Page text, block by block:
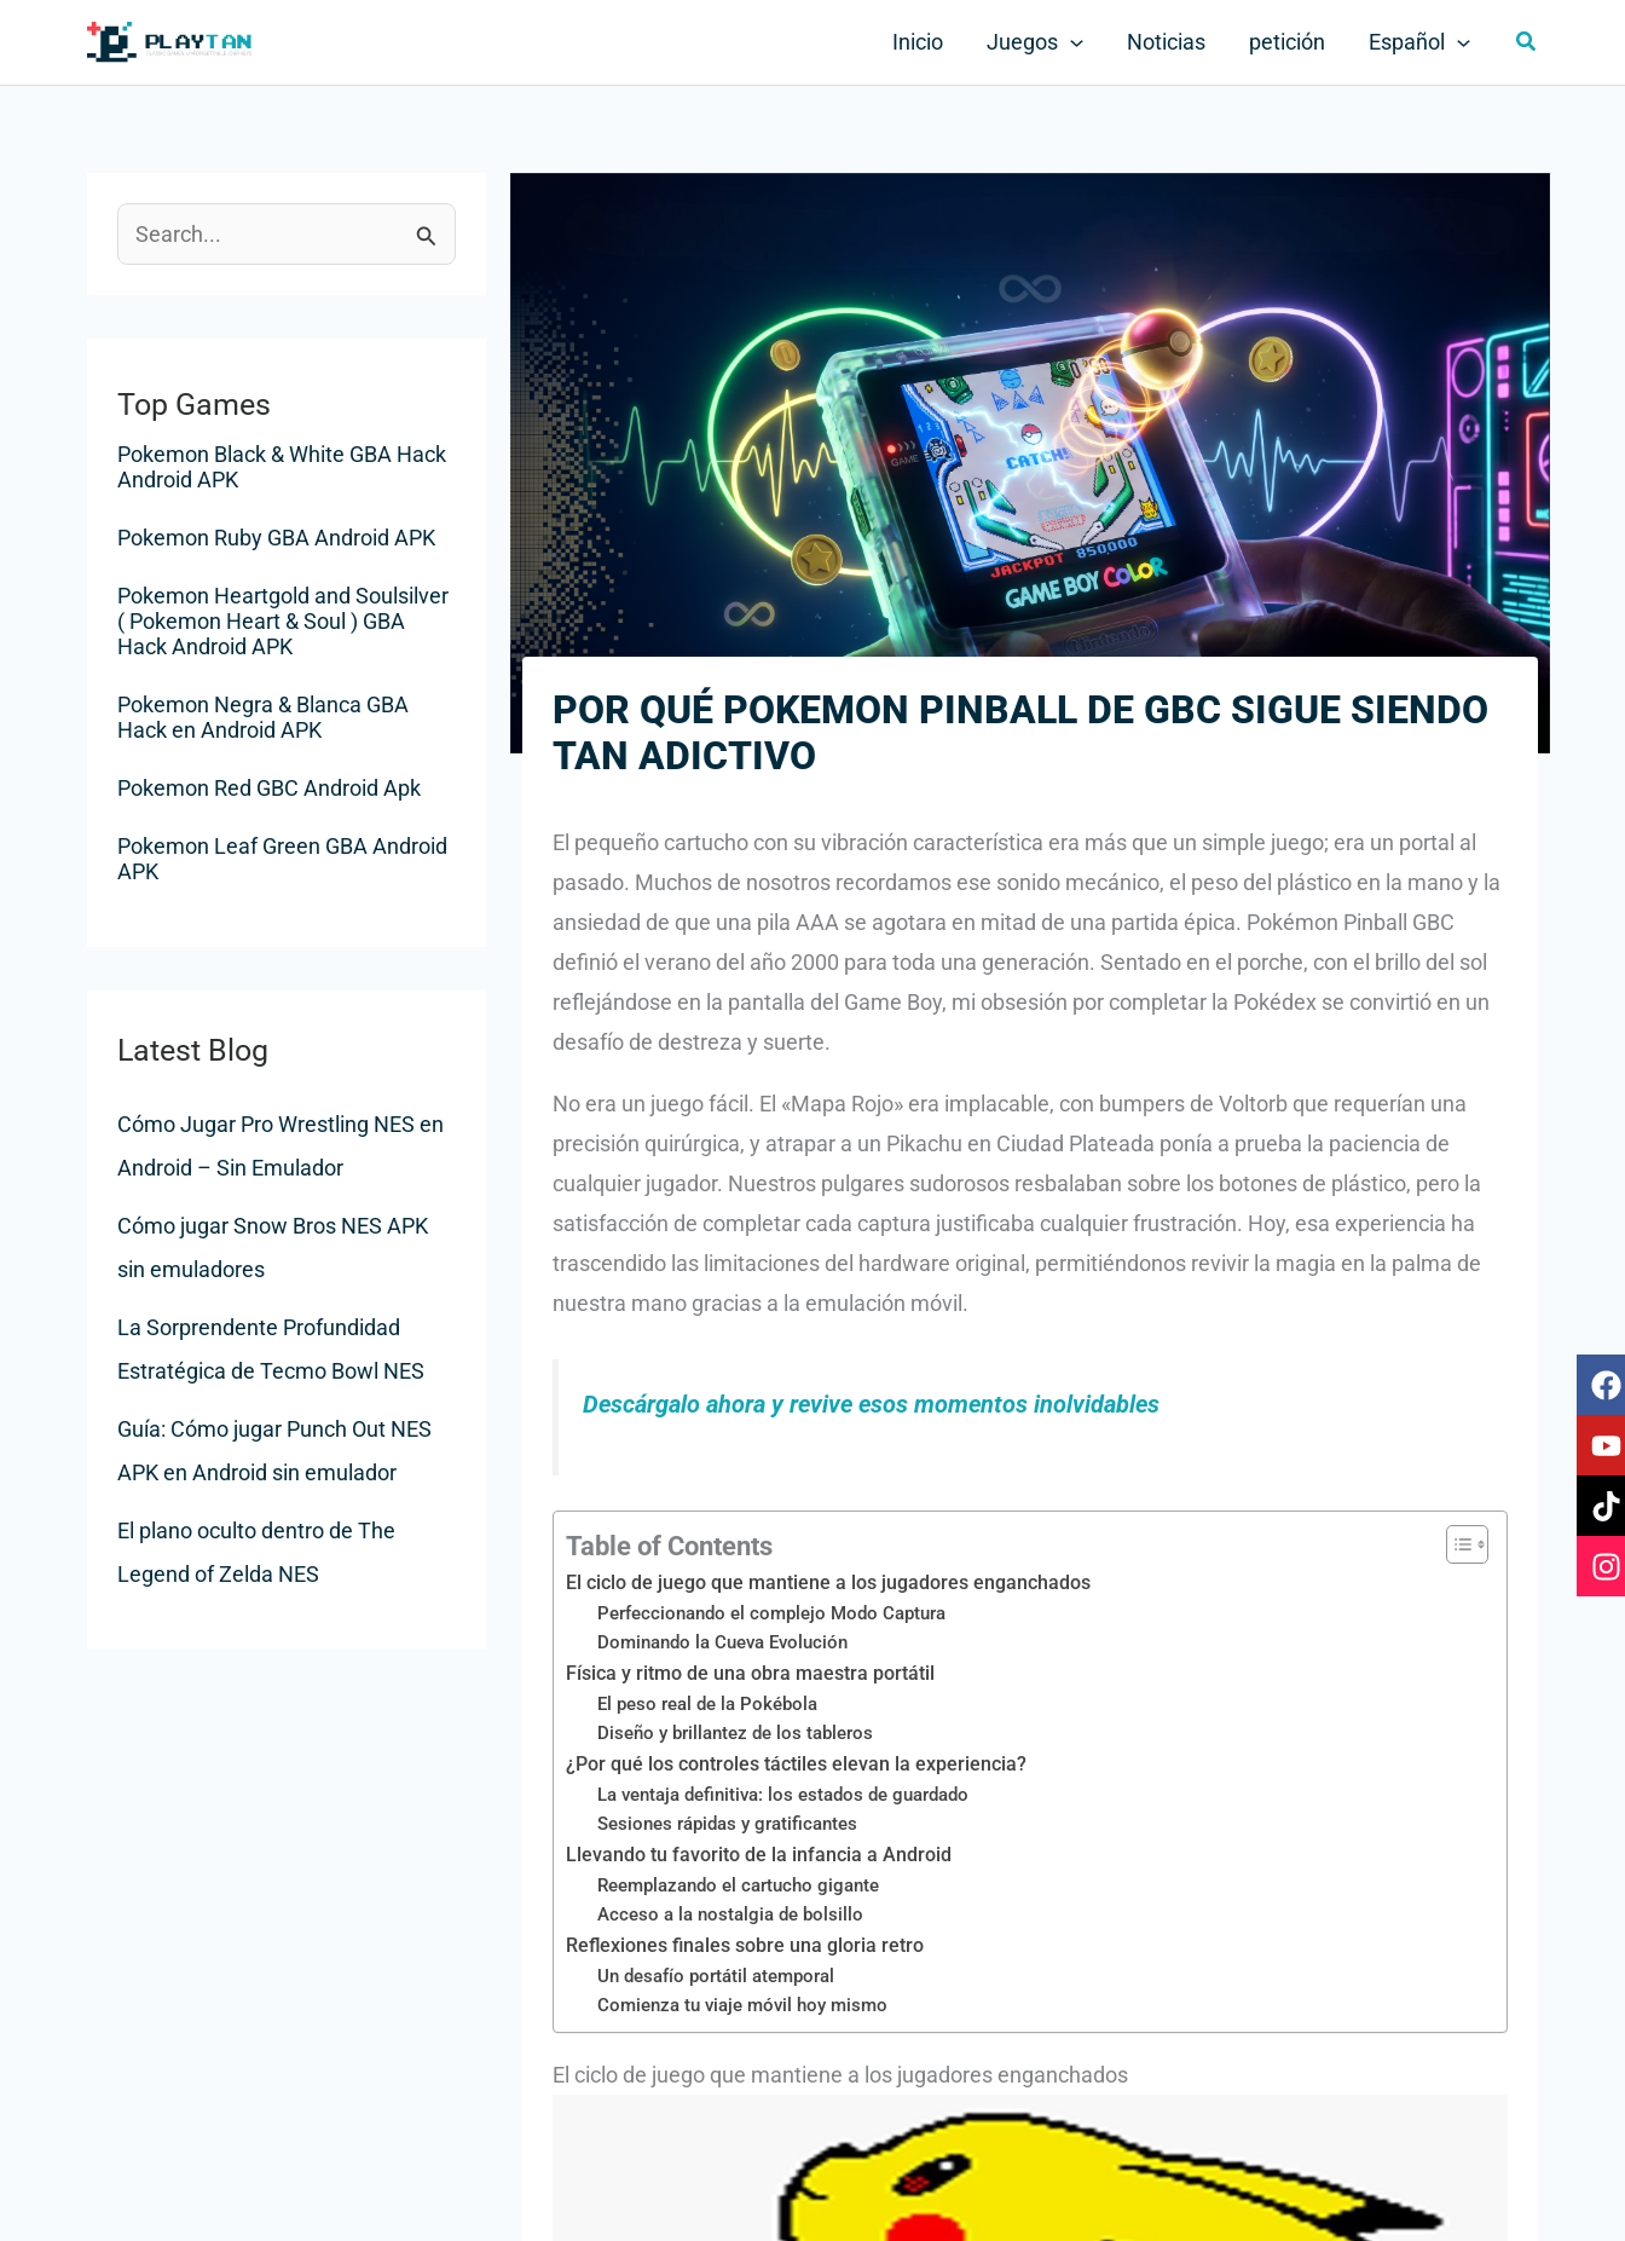
Inicio Juegos Noticias petición Español Buscar
a
r
o
r
:
Top Games
Pokemon Black & White GBA Hack
Android APK
Pokemon Ruby GBA Android APK
Pokemon Heartgold and Soulsilver
( Pokemon Heart & Soul ) GBA
Hack Android APK
Pokemon Negra & Blanca GBA
Hack en Android APK
Pokemon Red GBC Android Apk
Pokemon Leaf Green GBA Android
APK
Latest Blog
Cómo Jugar Pro Wrestling NES en
Android – Sin Emulador
Cómo jugar Snow Bros NES APK
sin emuladores
La Sorprendente Profundidad
Estratégica de Tecmo Bowl NES
Guía: Cómo jugar Punch Out NES
APK en Android sin emulador
El plano oculto dentro de The
Legend of Zelda NES
POR QUÉ POKEMON PINBALL DE GBC SIGUE SIENDO
TAN ADICTIVO
El pequeño cartucho con su vibración característica era más que un simple juego; era un portal al
pasado. Muchos de nosotros recordamos ese sonido mecánico, el peso del plástico en la mano y la
ansiedad de que una pila AAA se agotara en mitad de una partida épica. Pokémon Pinball GBC
definió el verano del año 2000 para toda una generación. Sentado en el porche, con el brillo del sol
reflejándose en la pantalla del Game Boy, mi obsesión por completar la Pokédex se convirtió en un
desafío de destreza y suerte.
No era un juego fácil. El «Mapa Rojo» era implacable, con bumpers de Voltorb que requerían una
precisión quirúrgica, y atrapar a un Pikachu en Ciudad Plateada ponía a prueba la paciencia de
cualquier jugador. Nuestros pulgares sudorosos resbalaban sobre los botones de plástico, pero la
satisfacción de completar cada captura justificaba cualquier frustración. Hoy, esa experiencia ha
trascendido las limitaciones del hardware original, permitiéndonos revivir la magia en la palma de
nuestra mano gracias a la emulación móvil.
Descárgalo ahora y revive esos momentos inolvidables
Table of Contents
El ciclo de juego que mantiene a los jugadores enganchados
Perfeccionando el complejo Modo Captura
Dominando la Cueva Evolución
Física y ritmo de una obra maestra portátil
El peso real de la Pokébola
Diseño y brillantez de los tableros
¿Por qué los controles táctiles elevan la experiencia?
La ventaja definitiva: los estados de guardado
Sesiones rápidas y gratificantes
Llevando tu favorito de la infancia a Android
Reemplazando el cartucho gigante
Acceso a la nostalgia de bolsillo
Reflexiones finales sobre una gloria retro
Un desafío portátil atemporal
Comienza tu viaje móvil hoy mismo
El ciclo de juego que mantiene a los jugadores enganchados
F
a
c
e
b
o
o
k
Y
o
u
t
u
b
e
T
i
k
t
o
k
I
n
s
t
a
g
r
a